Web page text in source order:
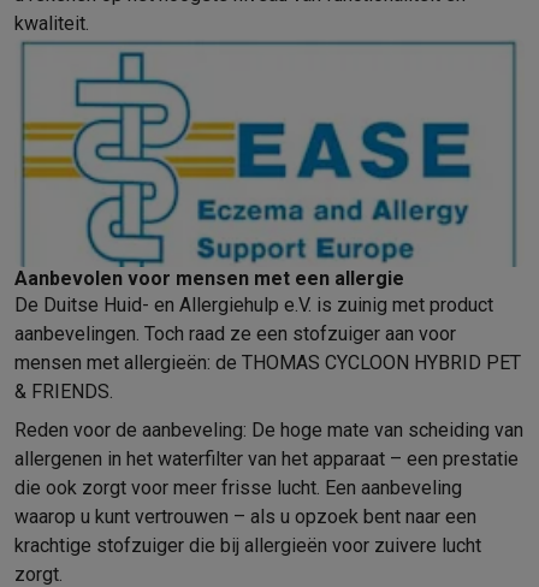
kwaliteit.
Aanbevolen voor mensen met een allergie
De Duitse Huid- en Allergiehulp e.V. is zuinig met product
aanbevelingen. Toch raad ze een stofzuiger aan voor
mensen met allergieën: de THOMAS CYCLOON HYBRID PET
& FRIENDS.
Reden voor de aanbeveling: De hoge mate van scheiding van
allergenen in het waterfilter van het apparaat – een prestatie
die ook zorgt voor meer frisse lucht. Een aanbeveling
waarop u kunt vertrouwen – als u opzoek bent naar een
krachtige stofzuiger die bij allergieën voor zuivere lucht
zorgt.